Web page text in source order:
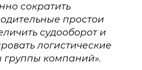
сократить
простои
судооборот и
логистические
группы компаний».